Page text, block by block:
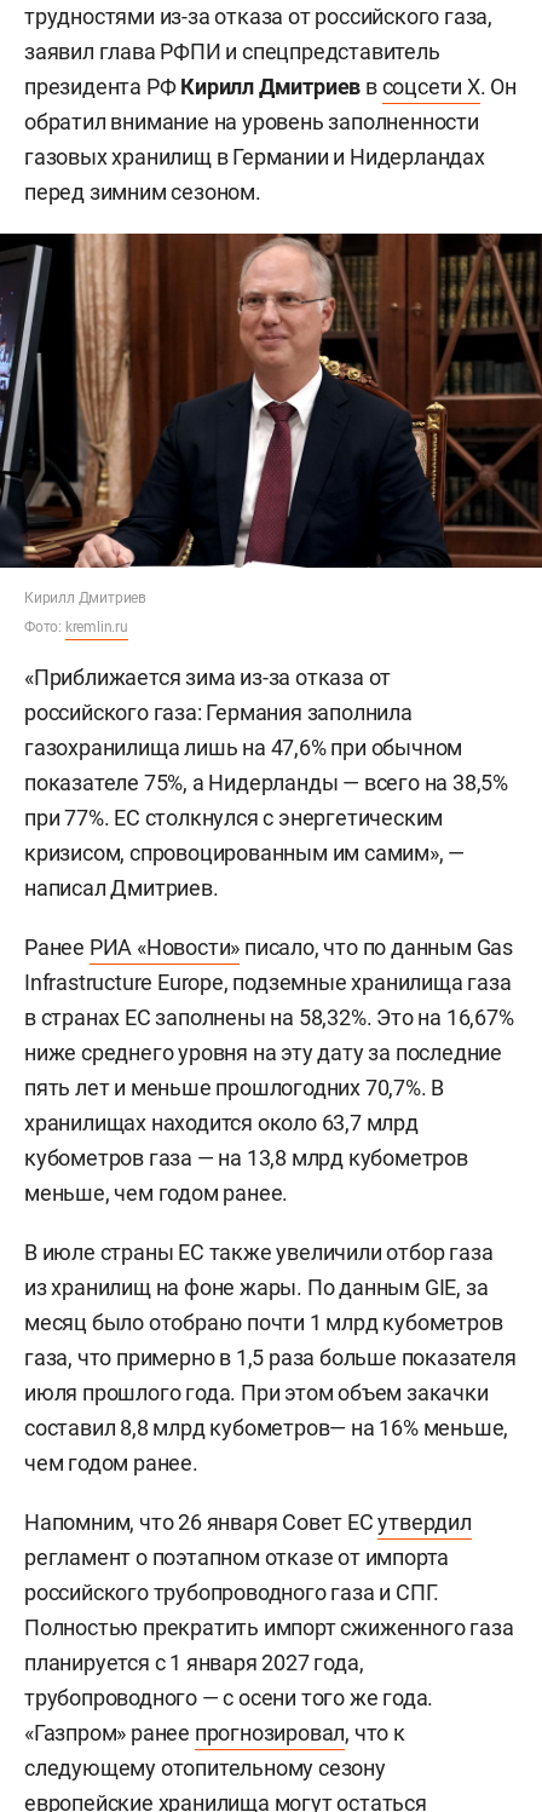
трудностями из-за отказа от российского газа,
заявил глава РФПИ и спецпредставитель
президента РФКирилл Дмитриев всоцсети X. Он
обратил внимание на уровень заполненности
газовых хранилищ в Германии и Нидерландах
перед зимним сезоном.
Кирилл Дмитриев
Фото: kremlin.ru
«Приближается зима из-за отказа от
российского газа: Германия заполнила
газохранилища лишь на 47,6% при обычном
показателе 75%, а Нидерланды — всего на 38,5%
при 77%. ЕС столкнулся с энергетическим
кризисом, спровоцированным им самим», —
написал Дмитриев.
Ранее РИА «Новости» писало, что по данным Gas
Infrastructure Europe, подземные хранилища газа
в странах ЕС заполнены на 58,32%. Это на 16,67%
ниже среднего уровня на эту дату за последние
пять лет и меньше прошлогодних 70,7%. В
хранилищах находится около 63,7 млрд
кубометров газа — на 13,8 млрд кубометров
меньше, чем годом ранее.
В июле страны ЕС также увеличили отбор газа
из хранилищ на фоне жары. По данным GIE, за
месяц было отобрано почти 1 млрд кубометров
газа, что примерно в 1,5 раза больше показателя
июля прошлого года. При этом объем закачки
составил 8,8 млрд кубометров— на 16% меньше,
чем годом ранее.
Напомним, что 26 января Совет ЕСутвердил
регламент о поэтапном отказе от импорта
российского трубопроводного газа и СПГ.
Полностью прекратить импорт сжиженного газа
планируется с 1 января 2027 года,
трубопроводного — с осени того же года.
«Газпром» ранее прогнозировал, что к
следующему отопительному сезону
европейские хранилища могут остаться